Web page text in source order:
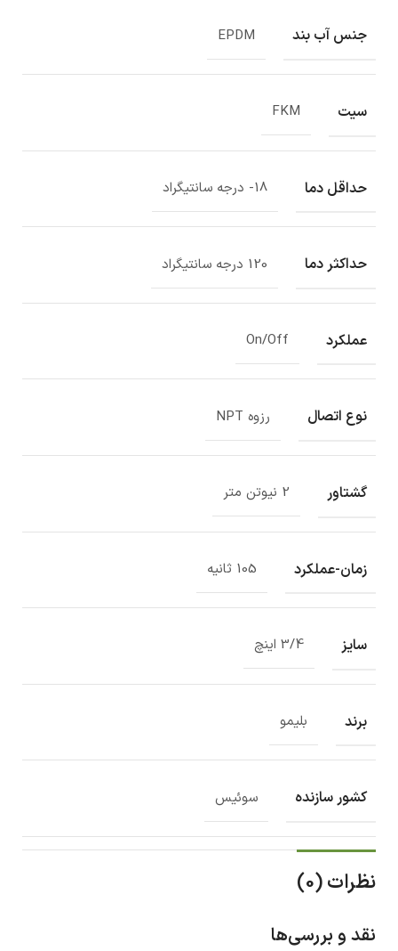
جنس آب بند EPDM
سیت FKM
حداقل دما 18- درجه سانتیگراد
حداکثر دما 120 درجه سانتیگراد
عملکرد On/Off
نوع اتصال رزوه NPT
گشتاور 2 نیوتن متر
زمان-عملکرد 105 ثانیه
سایز 3/4 اینچ
برند بلیمو
کشور سازنده سوئیس
نظرات (0)
نقد و بررسی‌ها